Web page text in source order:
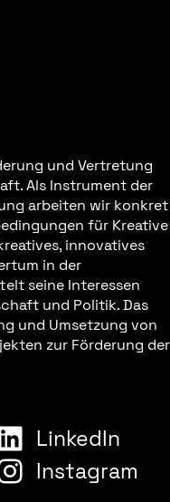
und Vertretung
Als Instrument der
arbeiten wir konkret
für Kreative
innovatives
in der
seine Interessen
und Politik. Das
und Umsetzung von
zur Förderung der
LinkedIn
Instagram